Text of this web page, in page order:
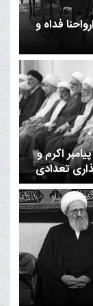
فداه و
اکرم و
تعدادی